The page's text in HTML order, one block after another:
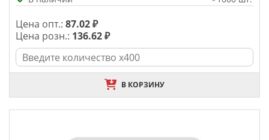
Цена опт.: 87.02 ₽
Цена розн.: 136.62 ₽
В КОРЗИНУ